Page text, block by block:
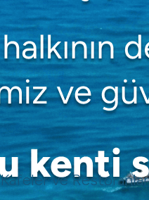
Kafeler ve Restoranlar